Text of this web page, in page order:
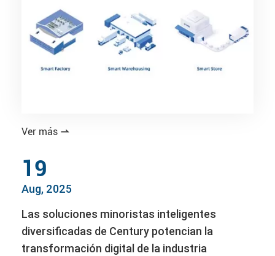
Ver más 
19
Aug, 2025
Las soluciones minoristas inteligentes
diversificadas de Century potencian la
transformación digital de la industria